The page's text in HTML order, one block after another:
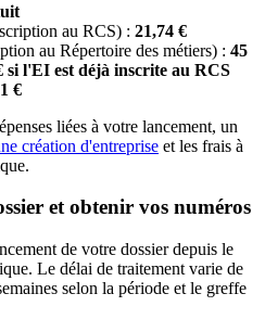
au RCS) : 21,74 €
au Répertoire des métiers) : 45
si l'EI est déjà inscrite au RCS
€
liées à votre lancement, un
création d'entreprise et les frais à
et obtenir vos numéros
de votre dossier depuis le
Le délai de traitement varie de
selon la période et le greffe